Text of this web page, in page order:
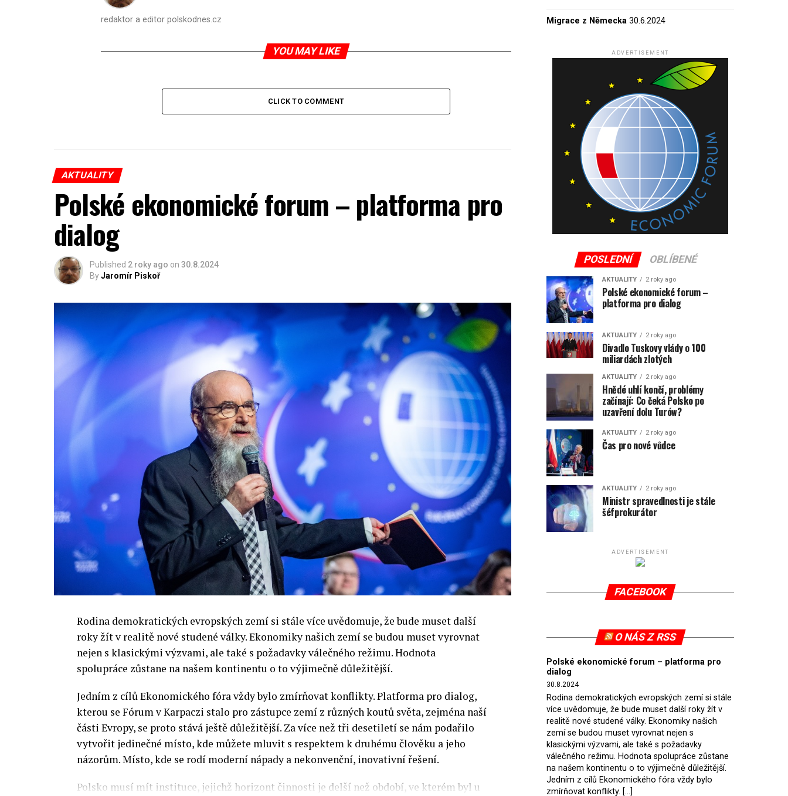
redaktor a editor polskodnes.cz
YOU MAY LIKE
CLICK TO COMMENT
AKTUALITY
Polské ekonomické forum – platforma pro
dialog
Published 2 roky ago on 30.8.2024
ByJaromír Piskoř
Rodina demokratických evropských zemí si stále více uvědomuje, že bude muset další
roky žít v realitě nové studené války. Ekonomiky našich zemí se budou muset vyrovnat
nejen s klasickými výzvami, ale také s požadavky válečného režimu. Hodnota
spolupráce zůstane na našem kontinentu o to výjimečně důležitější.
Jedním z cílů Ekonomického fóra vždy bylo zmírňovat konflikty. Platforma pro dialog,
kterou se Fórum v Karpaczi stalo pro zástupce zemí z různých koutů světa, zejména naší
části Evropy, se proto stává ještě důležitější. Za více než tři desetiletí se nám podařilo
vytvořit jedinečné místo, kde můžete mluvit s respektem k druhému člověku a jeho
názorům. Místo, kde se rodí moderní nápady a nekonvenční, inovativní řešení.
Polsko musí mít instituce, jejichž horizont činnosti je delší než období, ve kterém byl u
Migrace z Německa 30.6.2024
ADVERTISEMENT
POSLEDNÍ OBLÍBENÉ
AKTUALITY 2 roky ago
Polské ekonomické forum –
platforma pro dialog
AKTUALITY 2 roky ago
Divadlo Tuskovy vlády o 100
miliardách zlotých
AKTUALITY 2 roky ago
Hnědé uhlí končí, problémy
začínají: Co čeká Polsko po
uzavření dolu Turów?
AKTUALITY 2 roky ago
Čas pro nové vůdce
AKTUALITY 2 roky ago
Ministr spravedlnosti je stále
šéfprokurátor
ADVERTISEMENT
FACEBOOK
O NÁS Z RSS
Polské ekonomické forum – platforma pro
dialog
30.8.2024
Rodina demokratických evropských zemí si stále
více uvědomuje, že bude muset další roky žít v
realitě nové studené války. Ekonomiky našich
zemí se budou muset vyrovnat nejen s
klasickými výzvami, ale také s požadavky
válečného režimu. Hodnota spolupráce zůstane
na našem kontinentu o to výjimečně důležitější.
Jedním z cílů Ekonomického fóra vždy bylo
zmírňovat konflikty. […]